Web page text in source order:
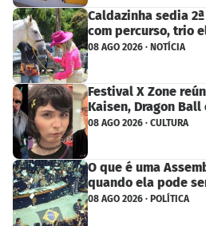
Caldazinha sedia
com percurso, trio
08 AGO 2026 · NOTÍCIA
Festival X Zone
Kaisen, Dragon Ball
08 AGO 2026 · CULTURA
O que é uma
quando ela pode
08 AGO 2026 · POLÍTICA